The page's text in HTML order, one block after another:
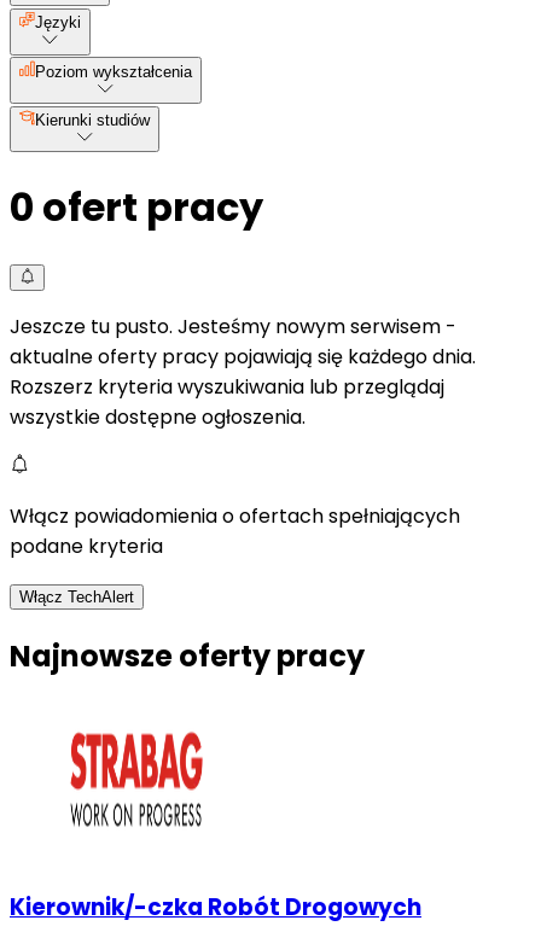
Języki
Poziom wykształcenia
Kierunki studiów
0 ofert pracy
Jeszcze tu pusto. Jesteśmy nowym serwisem -
aktualne oferty pracy pojawiają się każdego dnia.
Rozszerz kryteria wyszukiwania lub przeglądaj
wszystkie dostępne ogłoszenia.
Włącz powiadomienia o ofertach spełniających
podane kryteria
Włącz TechAlert
Najnowsze oferty pracy
Kierownik/-czka Robót Drogowych